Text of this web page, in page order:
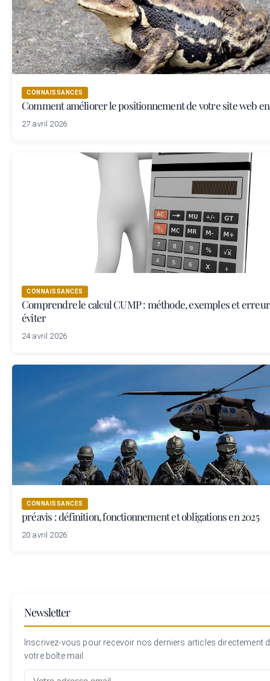
CONNAISSANCES
Comment améliorer le positionnement de votre site web en
27 avril 2026
CONNAISSANCES
Comprendre le calcul CUMP : méthode, exemples et
éviter
24 avril 2026
CONNAISSANCES
préavis : définition, fonctionnement et obligations en 2025
20 avril 2026
Newsletter
Inscrivez-vous pour recevoir nos derniers articles directement
votre boîte mail.